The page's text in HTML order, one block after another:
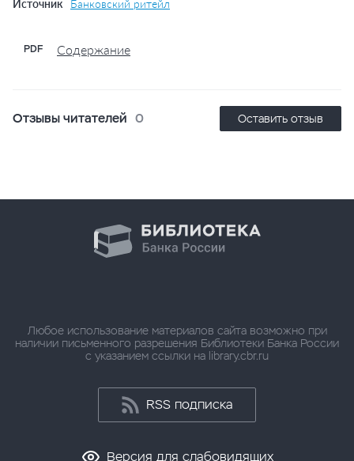
Источник
Банковский ритейл
PDF Содержание
Отзывы читателей 0 Оставить отзыв
Любое использование материалов сайта возможно при
наличии письменного разрешения Библиотеки Банка России
с указанием ссылки на library.cbr.ru
RSS подписка
Версия для слабовидящих